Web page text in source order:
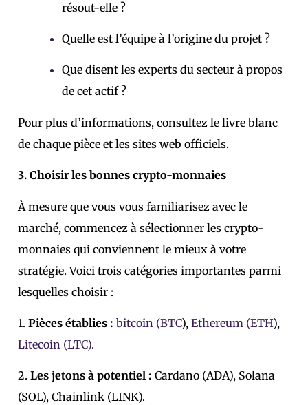
résout-elle ?
Quelle est l’équipe à l’origine du projet ?
Que disent les experts du secteur à propos
de cet actif ?
Pour plus d’informations, consultez le livre blanc
de chaque pièce et les sites web officiels.
3. Choisir les bonnes crypto-monnaies
À mesure que vous vous familiarisez avec le
marché, commencez à sélectionner les crypto-
monnaies qui conviennent le mieux à votre
stratégie. Voici trois catégories importantes parmi
lesquelles choisir :
1. Pièces établies : bitcoin (BTC), Ethereum (ETH),
Litecoin (LTC).
2. Les jetons à potentiel : Cardano (ADA), Solana
(SOL), Chainlink (LINK).